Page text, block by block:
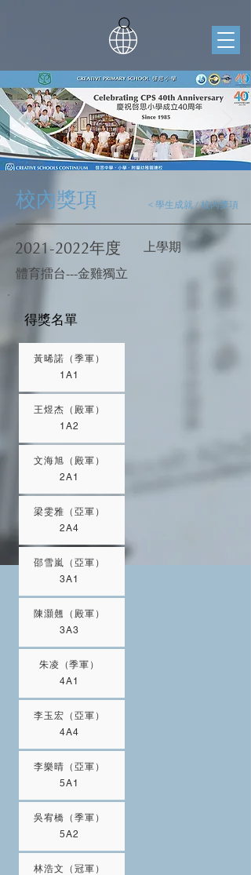
校內獎項 < 學生成就 / 校內獎項
2021-2022年度 上學期
體育擂台---金雞獨立
得獎名單
黃晞諾（季軍）
1A1
王煜杰（殿軍）
1A2
文海旭（殿軍）
2A1
梁雯雅（亞軍）
2A4
邵雪嵐（亞軍）
3A1
陳灝翹（殿軍）
3A3
朱凌（季軍）
4A1
李玉宏（亞軍）
4A4
李樂晴（亞軍）
5A1
吳宥橋（季軍）
5A2
林浩文（冠軍）